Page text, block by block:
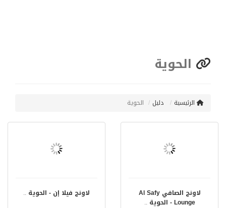
الحوية
الرئيسية دليل الحوية
لاونج الصافي Al Safy
Lounge - الحوية
..
لاونج فيلا إن - الحوية ..